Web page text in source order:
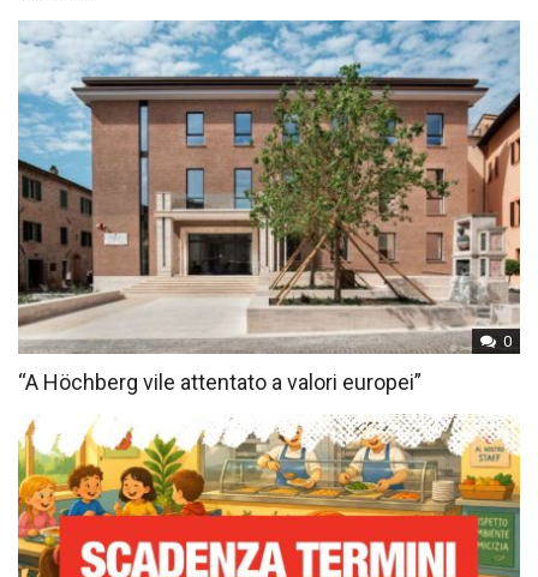
0
“A Höchberg vile attentato a valori europei”